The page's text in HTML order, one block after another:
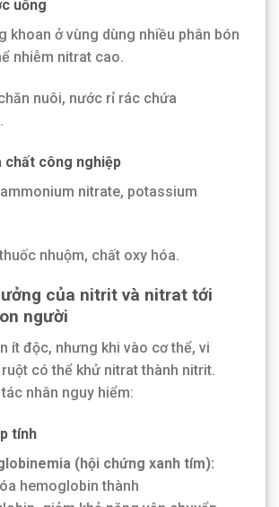
uống
khoan ở vùng dùng nhiều phân bón
nhiễm nitrat cao.
nuôi, nước rỉ rác chứa
chất công nghiệp
nitrate, potassium
nhuộm, chất oxy hóa.
của nitrit và nitrat tới
người
ít độc, nhưng khi vào cơ thể, vi
có thể khử nitrat thành nitrit.
nhân nguy hiểm:
tính
(hội chứng xanh tím):
hemoglobin thành